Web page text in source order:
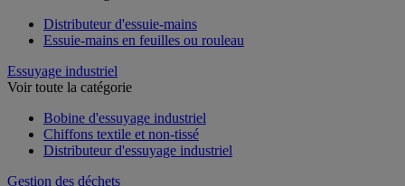
Distributeur d'essuie-mains
Essuyage industriel
Bobine d'essuyage industriel
Chiffons textile et non-tissé